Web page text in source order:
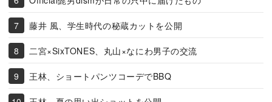
藤井 風、学生時代の秘蔵カットを公開
二宮×SixTONES、丸山×なにわ男子の交流
王林、ショートパンツコーデでBBQ